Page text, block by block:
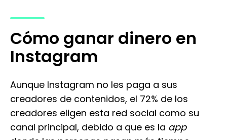
Cómo ganar dinero en
Instagram
Aunque Instagram no les paga a sus
creadores de contenidos, el 72% de los
creadores eligen esta red social como su
canal principal, debido a que es la app